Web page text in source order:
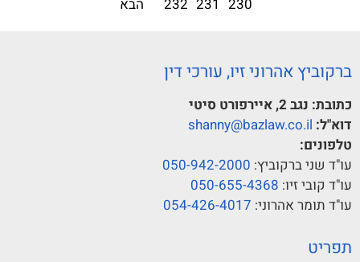
230
231
232 הבא
ברקוביץ אהרוני זיו, עורכי דין
כתובת: נגב 2, איירפורט סיטי
דוא"ל: shanny@bazlaw.co.il
טלפונים:
עו"ד שני ברקוביץ: 050-942-2000
עו"ד קובי זיו: 050-655-4368
עו"ד תומר אהרוני: 054-426-4017
תפריט